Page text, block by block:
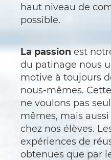
haut niveau de
possible.
La passion est
du patinage nous
motive à toujours
nous-mêmes.
ne voulons pas
mêmes, mais
chez nos élèves.
expériences de
obtenues que par